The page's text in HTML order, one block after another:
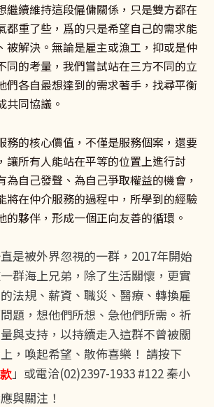
繼續維持這段僱傭關係，只是雙方都在
都重了些，爲的只是希望自己的需求能
被解決。無論是雇主或漁工，抑或是仲
同的考量，我們嘗試站在三方不同的立
們各自最想達到的需求著手，找尋平衡
共同協議。
務的核心價值，不僅是服務個案，還要
讓所有人能站在平等的位置上進行討
為自己發聲、為自己爭取權益的機會，
將在仲介服務的過程中，所學到的經驗
的夥伴，形成一個正向友善的循環。
是被外界忽視的一群，2017年開始
群海上兄弟，除了生活關懷，更實
法規、薪資、職災、醫療、轉換雇
題，想他們所想、急他們所需。祈
與支持，以持續走入這群不曾被關
，喚起希望、散佈喜樂！ 請按下
」或電洽(02)2397-1933 #122 秦小
與關注！